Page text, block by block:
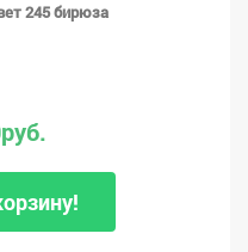
245 бирюза